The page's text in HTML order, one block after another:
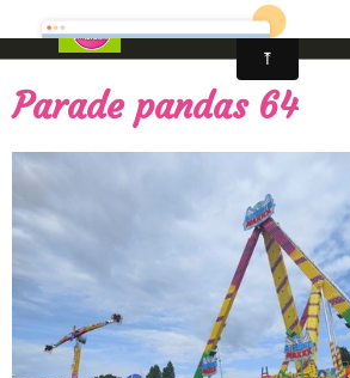
Parade pandas 64